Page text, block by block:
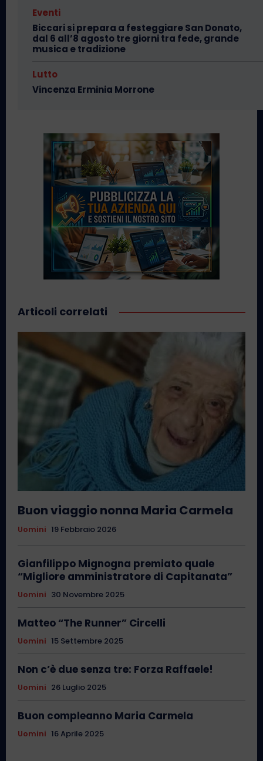
Eventi
Biccari si prepara a festeggiare San Donato,
dal 6 all’8 agosto tre giorni tra fede, grande
musica e tradizione
Lutto
Vincenza Erminia Morrone
Articoli correlati
Buon viaggio nonna Maria Carmela
Uomini 19 Febbraio 2026
Gianfilippo Mignogna premiato quale
“Migliore amministratore di Capitanata”
Uomini 30 Novembre 2025
Matteo “The Runner” Circelli
Uomini 15 Settembre 2025
Non c’è due senza tre: Forza Raffaele!
Uomini 26 Luglio 2025
Buon compleanno Maria Carmela
Uomini 16 Aprile 2025